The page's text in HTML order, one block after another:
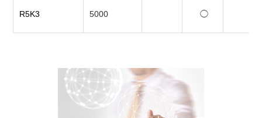
R5K3 5000 ◯